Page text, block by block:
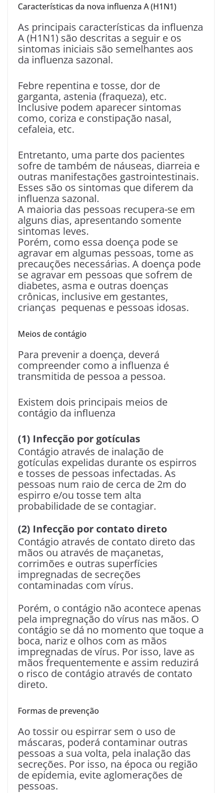
Características da nova influenza A (H1N1)
As principais características da influenza
A (H1N1) são descritas a seguir e os
sintomas iniciais são semelhantes aos
da influenza sazonal.
Febre repentina e tosse, dor de
garganta, astenia (fraqueza), etc.
Inclusive podem aparecer sintomas
como, coriza e constipação nasal,
cefaleia, etc.
Entretanto, uma parte dos pacientes
sofre de também de náuseas, diarreia e
outras manifestações gastrointestinais.
Esses são os sintomas que diferem da
influenza sazonal.
A maioria das pessoas recupera-se em
alguns dias, apresentando somente
sintomas leves.
Porém, como essa doença pode se
agravar em algumas pessoas, tome as
precauções necessárias. A doença pode
se agravar em pessoas que sofrem de
diabetes, asma e outras doenças
crônicas, inclusive em gestantes,
crianças pequenas e pessoas idosas.
Meios de contágio
Para prevenir a doença, deverá
compreender como a influenza é
transmitida de pessoa a pessoa.
Existem dois principais meios de
contágio da influenza
(1) Infecção por gotículas
Contágio através de inalação de
gotículas expelidas durante os espirros
e tosses de pessoas infectadas. As
pessoas num raio de cerca de 2m do
espirro e/ou tosse tem alta
probabilidade de se contagiar.
(2) Infecção por contato direto
Contágio através de contato direto das
mãos ou através de maçanetas,
corrimões e outras superfícies
impregnadas de secreções
contaminadas com vírus.
Porém, o contágio não acontece apenas
pela impregnação do vírus nas mãos. O
contágio se dá no momento que toque a
boca, nariz e olhos com as mãos
impregnadas de vírus. Por isso, lave as
mãos frequentemente e assim reduzirá
o risco de contágio através de contato
direto.
Formas de prevenção
Ao tossir ou espirrar sem o uso de
máscaras, poderá contaminar outras
pessoas a sua volta, pela inalação das
secreções. Por isso, na época ou região
de epidemia, evite aglomerações de
pessoas.